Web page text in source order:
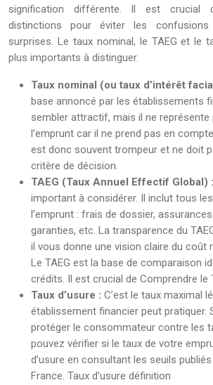
signification différente. Il est crucial
distinctions pour éviter les
surprises. Le taux nominal, le TAEG et le
plus importants à distinguer.
Taux nominal (ou taux d’intérêt
base annoncé par les établissements
sembler attractif, mais il ne
l’emprunt car il ne prend pas en
est donc souvent trompeur et ne doit
critère de décision.
TAEG (Taux Annuel Effectif Global) :
important à considérer. Il inclut tous
l’emprunt : frais de dossier,
garanties, etc. La transparence du
il vous donne une vision claire du coût
Le TAEG est la base de comparaison
crédits. Il est crucial de Comprendre le
Taux d’usure : C’est le taux maximal
établissement financier peut pratiquer.
protéger le consommateur contre les
pouvez vérifier si le taux de votre
d’usure en consultant les seuils
France. Taux d’usure définition